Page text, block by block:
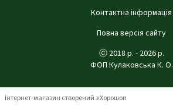
Контактна інформація
Повна версія сайту
ⓒ 2018 р. - 2026 р.
ФОП Кулаковська К. О.
Інтернет-магазин створений з Хорошоп